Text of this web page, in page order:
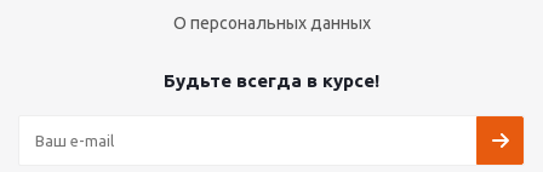
О персональных данных
Будьте всегда в курсе!